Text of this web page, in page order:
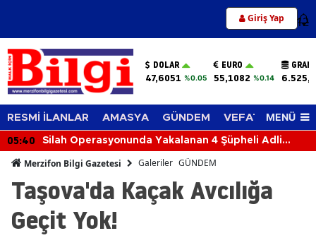
Giriş Yap 12
DOLAR
47,6051 %0.05
EURO
55,1082 %0.14
RESMİ İLANLAR AMASYA GÜNDEM VEFAT EDENLER
MENÜ
05:40
Silah Operasyonunda Yakalanan 4 Şüpheli Adli
Merzifon Bilgi Gazetesi Galeriler GÜNDEM
Taşova'da Kaçak Avcılığa
Geçit Yok!